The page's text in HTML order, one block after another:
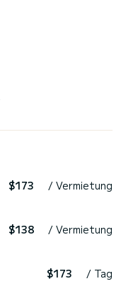
$173 / Vermietung
$138 / Vermietung
$173 / Tag